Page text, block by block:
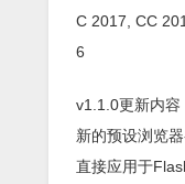
C 2017, CC
6
v1.1.0更新内容
新的预设浏览
直接应用于